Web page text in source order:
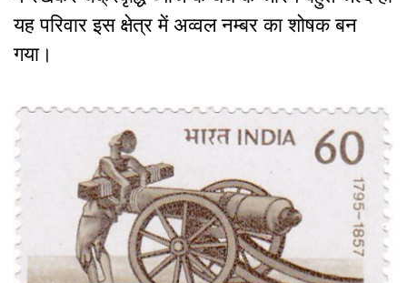
यह परिवार इस क्षेत्र में अव्वल नम्बर का शोषक बन
गया।